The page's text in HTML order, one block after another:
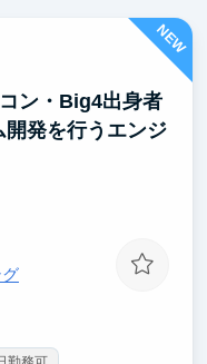
させていくフェー
プロダクト開発の
アとして貴重な経
NEW
ン・Big4出身者
発を行うエンジ